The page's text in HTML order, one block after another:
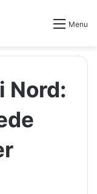
Menu
Nord: